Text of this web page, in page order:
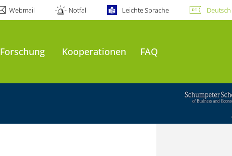
Webmail Notfall Leichte Sprache Deutsch
Forschung Kooperationen FAQ